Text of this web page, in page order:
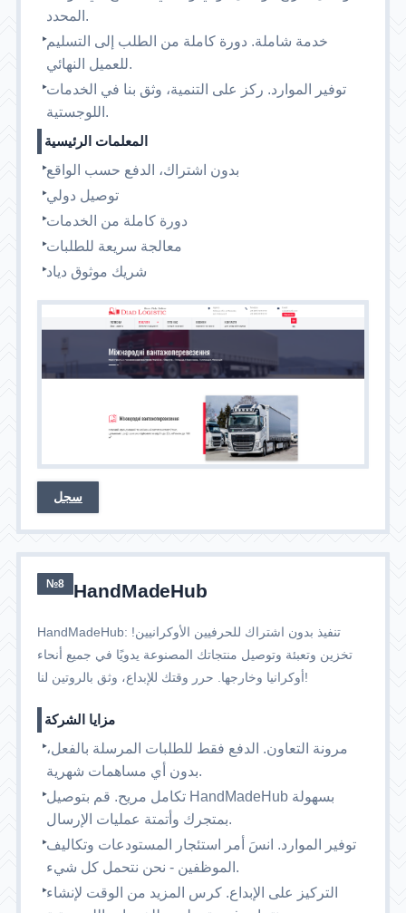
المحدد.
خدمة شاملة. دورة كاملة من الطلب إلى التسليم
للعميل النهائي.
توفير الموارد. ركز على التنمية، وثق بنا في الخدمات
اللوجستية.
المعلمات الرئيسية
بدون اشتراك، الدفع حسب الواقع
توصيل دولي
دورة كاملة من الخدمات
معالجة سريعة للطلبات
شريك موثوق دياد
سجل
№8 HandMadeHub
HandMadeHub: تنفيذ بدون اشتراك للحرفيين الأوكرانيين!
تخزين وتعبئة وتوصيل منتجاتك المصنوعة يدويًا في جميع أنحاء
أوكرانيا وخارجها. حرر وقتك للإبداع، وثق بالروتين لنا!
مزايا الشركة
مرونة التعاون. الدفع فقط للطلبات المرسلة بالفعل،
بدون أي مساهمات شهرية.
تكامل مريح. قم بتوصيل HandMadeHub بسهولة
بمتجرك وأتمتة عمليات الإرسال.
توفير الموارد. انسَ أمر استئجار المستودعات وتكاليف
الموظفين - نحن نتحمل كل شيء.
التركيز على الإبداع. كرس المزيد من الوقت لإنشاء